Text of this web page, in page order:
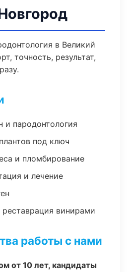
в Великий
точность, результат,
и пародонтология
под ключ
и пломбирование
и лечение
реставрация винирами
работы с нами
от 10 лет, кандидаты